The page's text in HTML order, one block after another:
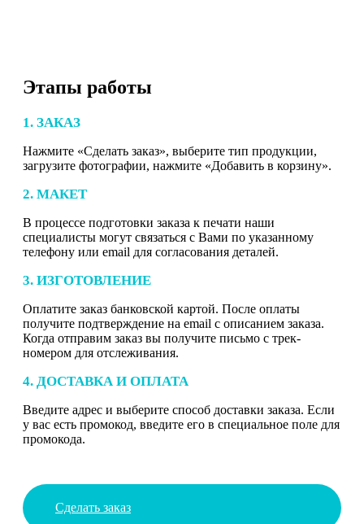
Этапы работы
1. ЗАКАЗ
Нажмите «Сделать заказ», выберите тип продукции,
загрузите фотографии, нажмите «Добавить в корзину».
2. МАКЕТ
В процессе подготовки заказа к печати наши
специалисты могут связаться с Вами по указанному
телефону или email для согласования деталей.
3. ИЗГОТОВЛЕНИЕ
Оплатите заказ банковской картой. После оплаты
получите подтверждение на email с описанием заказа.
Когда отправим заказ вы получите письмо с трек-
номером для отслеживания.
4. ДОСТАВКА И ОПЛАТА
Введите адрес и выберите способ доставки заказа. Если
у вас есть промокод, введите его в специальное поле для
промокода.
Сделать заказ